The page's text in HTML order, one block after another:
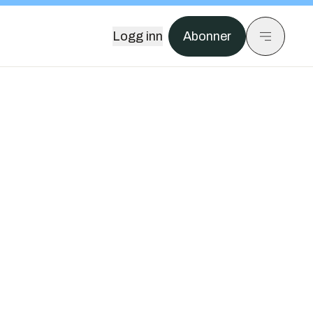
Logg inn Abonner